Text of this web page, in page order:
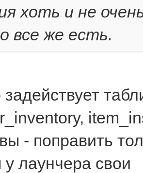
хоть и не
все же есть.
- поправить
лаунчера свои